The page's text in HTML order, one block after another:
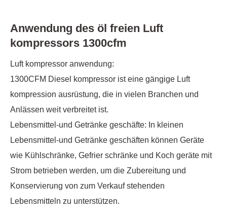
Anwendung des öl freien Luft
kompressors 1300cfm
Luft kompressor anwendung:
1300CFM Diesel kompressor ist eine gängige Luft
kompression ausrüstung, die in vielen Branchen und
Anlässen weit verbreitet ist.
Lebensmittel-und Getränke geschäfte: In kleinen
Lebensmittel-und Getränke geschäften können Geräte
wie Kühlschränke, Gefrier schränke und Koch geräte mit
Strom betrieben werden, um die Zubereitung und
Konservierung von zum Verkauf stehenden
Lebensmitteln zu unterstützen.